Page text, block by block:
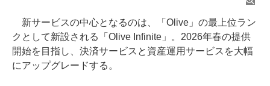
新サービスの中心となるのは、「Olive」の最上位ラン
クとして新設される「Olive Infinite」。2026年春の提供
開始を目指し、決済サービスと資産運用サービスを大幅
にアップグレードする。